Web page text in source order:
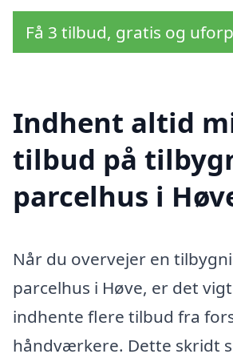
Få 3 tilbud, gratis og
Indhent altid
tilbud på
parcelhus i
Når du overvejer en
parcelhus i Høve, er det
indhente flere tilbud fra
håndværkere. Dette skridt